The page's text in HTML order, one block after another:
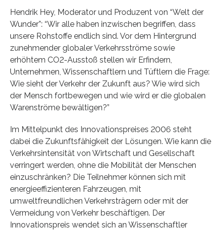
Hendrik Hey, Moderator und Produzent von “Welt der
Wunder”: “Wir alle haben inzwischen begriffen, dass
unsere Rohstoffe endlich sind. Vor dem Hintergrund
zunehmender globaler Verkehrsströme sowie
erhöhtem CO2-Ausstoß stellen wir Erfindern,
Unternehmen, Wissenschaftlern und Tüftlern die Frage:
Wie sieht der Verkehr der Zukunft aus? Wie wird sich
der Mensch fortbewegen und wie wird er die globalen
Warenströme bewältigen?”
Im Mittelpunkt des Innovationspreises 2006 steht
dabei die Zukunftsfähigkeit der Lösungen. Wie kann die
Verkehrsintensität von Wirtschaft und Gesellschaft
verringert werden, ohne die Mobilität der Menschen
einzuschränken? Die Teilnehmer können sich mit
energieeffizienteren Fahrzeugen, mit
umweltfreundlichen Verkehrsträgern oder mit der
Vermeidung von Verkehr beschäftigen. Der
Innovationspreis wendet sich an Wissenschaftler